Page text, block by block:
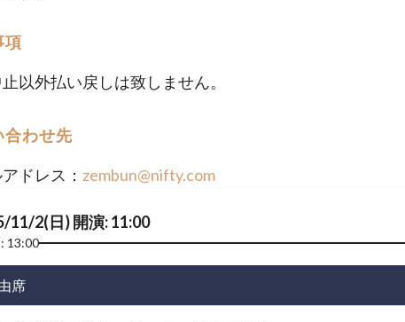
項
止以外払い戻しは致しません。
合わせ先
ドレス： zembun@nifty.com
11/2(日) 開演: 11:00
13:00
席